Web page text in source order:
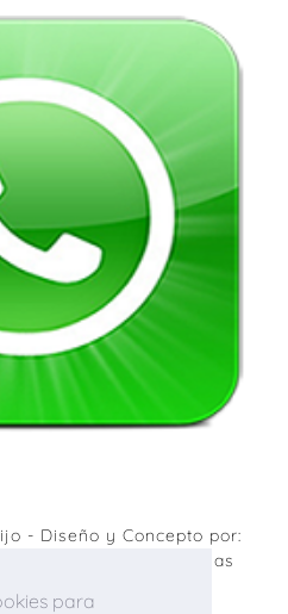
- Diseño y Concepto por:
Diseño de páginas
para